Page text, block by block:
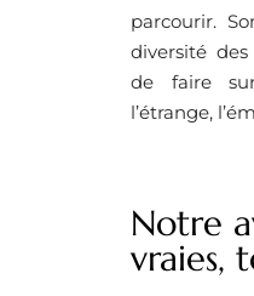
parcourir.
diversité
de faire
l’étrange,
Notre
vraies,